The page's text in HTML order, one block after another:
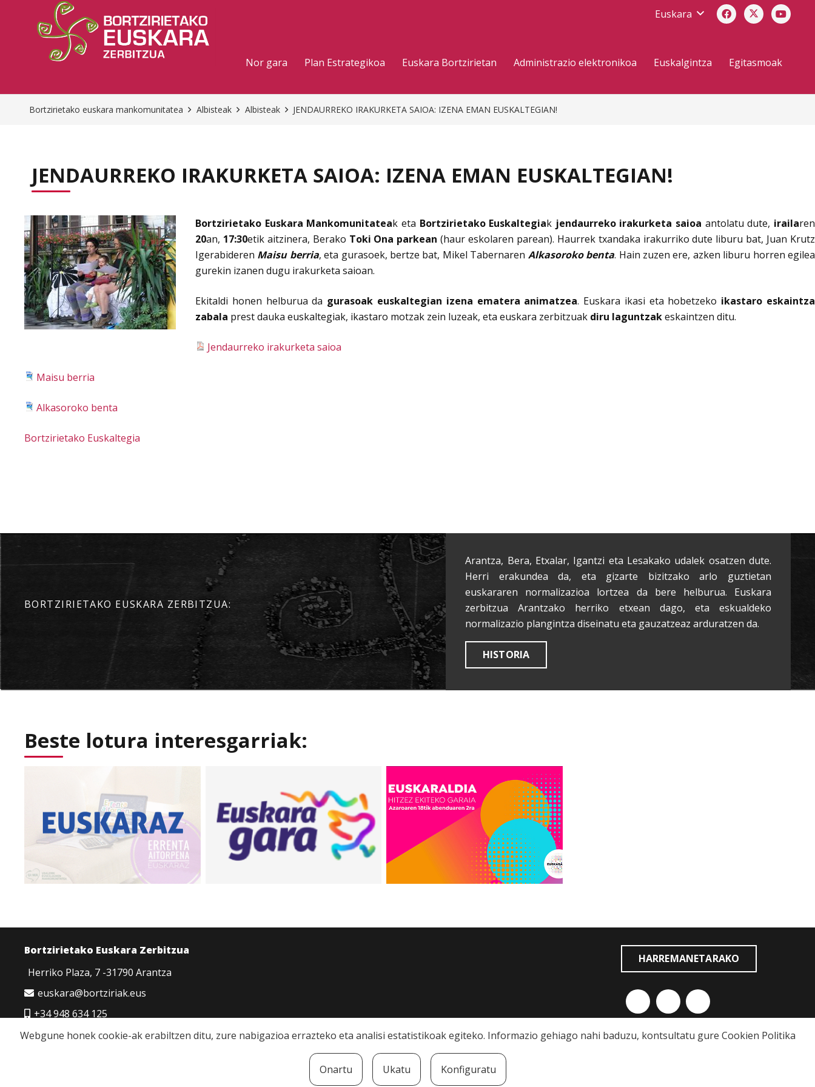
Euskara
Nor gara Plan Estrategikoa Euskara Bortzirietan Administrazio elektronikoa Euskalgintza Egitasmoak
Bortzirietako euskara mankomunitatea Albisteak Albisteak JENDAURREKO IRAKURKETA SAIOA: IZENA EMAN EUSKALTEGIAN!
JENDAURREKO IRAKURKETA SAIOA: IZENA EMAN EUSKALTEGIAN!
Bortzirietako Euskara Mankomunitateak eta Bortzirietako Euskaltegiak jendaurreko irakurketa saioa antolatu dute, irailaren
20an, 17:30etik aitzinera, Berako Toki Ona parkean (haur eskolaren parean). Haurrek txandaka irakurriko dute liburu bat, Juan Krutz
Igerabideren Maisu berria, eta gurasoek, bertze bat, Mikel Tabernaren Alkasoroko benta. Hain zuzen ere, azken liburu horren egilea
gurekin izanen dugu irakurketa saioan.
Ekitaldi honen helburua da gurasoak euskaltegian izena ematera animatzea. Euskara ikasi eta hobetzeko ikastaro eskaintza
zabala prest dauka euskaltegiak, ikastaro motzak zein luzeak, eta euskara zerbitzuak diru laguntzakeskaintzen ditu.
Jendaurreko irakurketa saioa
Maisu berria
Alkasoroko benta
Bortzirietako Euskaltegia
BORTZIRIETAKO EUSKARA ZERBITZUA:
Arantza, Bera, Etxalar, Igantzi eta Lesakako udalek osatzen dute.
Herri erakundea da, eta gizarte bizitzako arlo guztietan
euskararen normalizazioa lortzea da bere helburua. Euskara
zerbitzua Arantzako herriko etxean dago, eta eskualdeko
normalizazio plangintza diseinatu eta gauzatzeaz arduratzen da.
HISTORIA
Beste lotura interesgarriak:
Bortzirietako Euskara Zerbitzua
Herriko Plaza, 7 -31790 Arantza
euskara@bortziriak.eus
+34 948 634 125
680 65 06 50
HARREMANETARAKO
Webgune honek cookie-ak erabiltzen ditu, zure nabigazioa errazteko eta analisi estatistikoak egiteko. Informazio gehiago nahi baduzu, kontsultatu gure Cookien Politika
Onartu Ukatu Konfiguratu